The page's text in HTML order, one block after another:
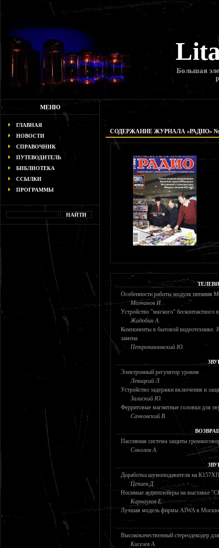
Большая
МЕНЮ
ГЛАВНАЯ
НОВОСТИ
СПРАВОЧНИК
ПУТЕВОДИТЕЛЬ
БИБЛИОТЕКА
ССЫЛКИ
ПРОГРАММЫ
СОДЕРЖАНИЕ ЖУРНАЛА «РАДИО» №
Особенности работы модуля питания
Молчанов И.
Устройство "мягкого" бесконтактного
Жадобин А.
Компоненты в бытовой видеотехнике.
замена
Петропавловский Ю.
Электронный регулятор уровня
Левицкий Л.
Устройство задержки включения и
Залиский Ю.
Ферритовые магнитные головки для
Сачковский В.
Пассивная система защиты
Соколов А.
Доработка шумоподавителя на
Цепаев Д.
Носимые аудиоплейеры на выставке
Карнаухов Е.
Лучшая модель фирмы AIWA в
Высококачественный стереодекодер
Киселев А.